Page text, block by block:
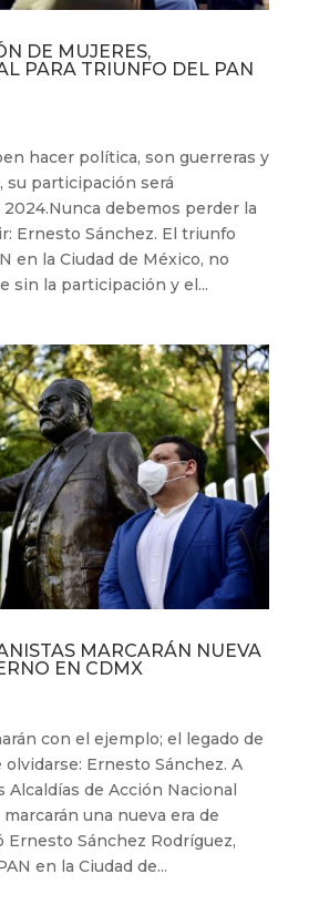
DE MUJERES,
PARA TRIUNFO DEL PAN
hacer política, son guerreras y
su participación será
debemos perder la
Ernesto Sánchez. El triunfo
en la Ciudad de México, no
sin la participación y el...
MARCARÁN NUEVA
EN CDMX
con el ejemplo; el legado de
Ernesto Sánchez. A
Alcaldías de Acción Nacional
una nueva era de
Ernesto Sánchez Rodríguez,
en la Ciudad de...